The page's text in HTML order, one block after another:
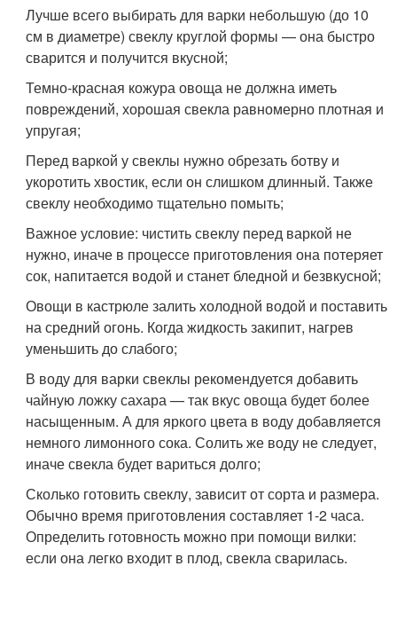
Лучше всего выбирать для варки небольшую (до 10
см в диаметре) свеклу круглой формы — она быстро
сварится и получится вкусной;
Темно-красная кожура овоща не должна иметь
повреждений, хорошая свекла равномерно плотная и
упругая;
Перед варкой у свеклы нужно обрезать ботву и
укоротить хвостик, если он слишком длинный. Также
свеклу необходимо тщательно помыть;
Важное условие: чистить свеклу перед варкой не
нужно, иначе в процессе приготовления она потеряет
сок, напитается водой и станет бледной и безвкусной;
Овощи в кастрюле залить холодной водой и поставить
на средний огонь. Когда жидкость закипит, нагрев
уменьшить до слабого;
В воду для варки свеклы рекомендуется добавить
чайную ложку сахара — так вкус овоща будет более
насыщенным. А для яркого цвета в воду добавляется
немного лимонного сока. Солить же воду не следует,
иначе свекла будет вариться долго;
Сколько готовить свеклу, зависит от сорта и размера.
Обычно время приготовления составляет 1-2 часа.
Определить готовность можно при помощи вилки:
если она легко входит в плод, свекла сварилась.